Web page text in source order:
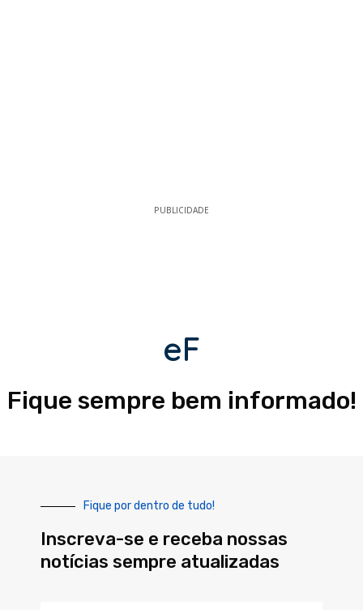
PUBLICIDADE
eF
Fique sempre bem informado!
Fique por dentro de tudo!
Inscreva-se e receba nossas
notícias sempre atualizadas